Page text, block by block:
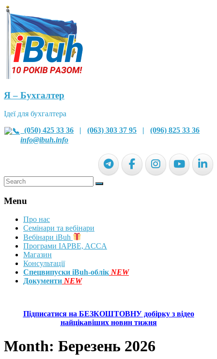
Я – Бухгалтер
Ідеї для бухгалтера
(050) 425 33 36 |(063) 303 37 95 |(096) 825 33 36
info@ibuh.info
Menu
Про нас
Семінари та вебінари
Вебінари iBuh
Програми IAPBE, ACCA
Магазин
Консультації
Спецвипуски iBuh-облік NEW
Документи NEW
Підписатися на БЕЗКОШТОВНУ добірку з відео
найцікавіших новин тижня
Month: Березень 2026